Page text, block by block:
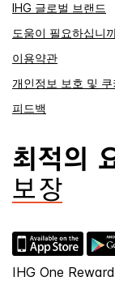
IHG 글로벌 브랜드
도움이 필요하십니
이용약관
개인정보 보호 및 쿠
피드백
IHG One